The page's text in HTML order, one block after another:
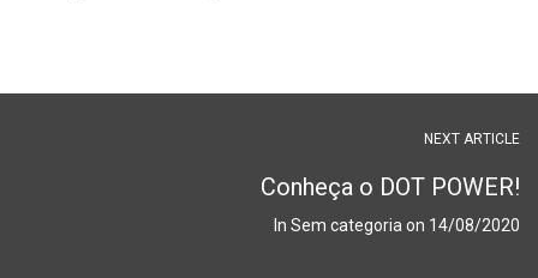
NEXT ARTICLE
Conheça o DOT POWER!
In Sem categoria on 14/08/2020